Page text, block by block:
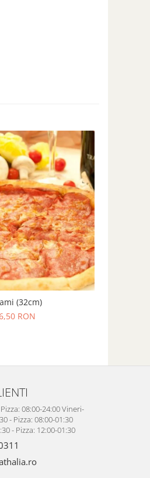
(32cm)
RON
08:00-24:00 Vineri-
- Pizza: 08:00-01:30
- Pizza: 12:00-01:30